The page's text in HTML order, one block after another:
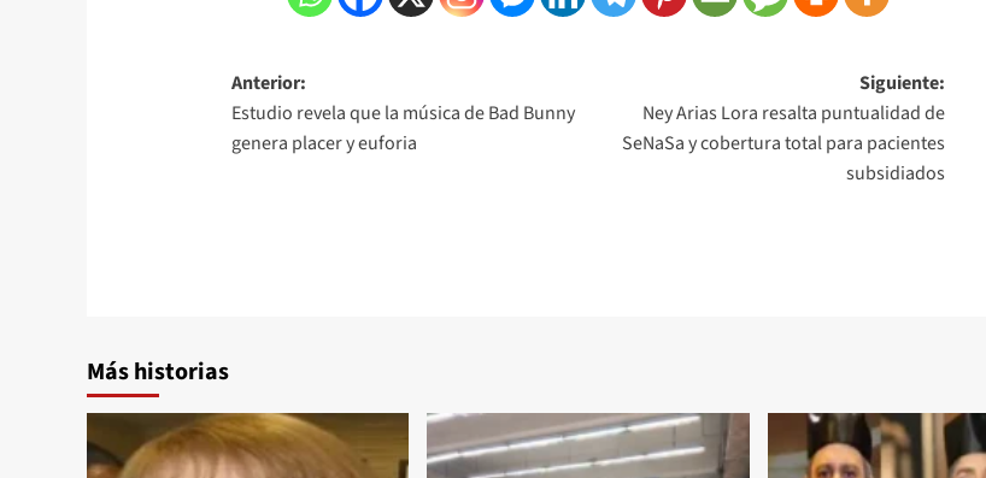
Anterior:
Estudio revela que la música de Bad Bunny
genera placer y euforia
Siguiente:
Ney Arias Lora resalta puntualidad de
SeNaSa y cobertura total para pacientes
subsidiados
Más historias